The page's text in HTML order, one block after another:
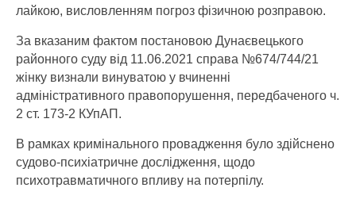
лайкою, висловленням погроз фізичною розправою.
За вказаним фактом постановою Дунаєвецького
районного суду від 11.06.2021 справа №674/744/21
жінку визнали винуватою у вчиненні
адміністративного правопорушення, передбаченого ч.
2 ст. 173-2 КУпАП.
В рамках кримінального провадження було здійснено
судово-психіатричне дослідження, щодо
психотравматичного впливу на потерпілу.